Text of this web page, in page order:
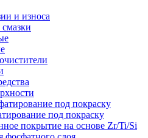
и износа
под покраску
под покраску
покрытие на основе Zr/Ti/Si